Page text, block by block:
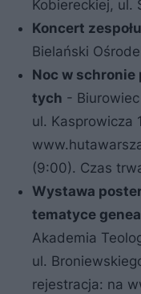
Kobiereckiej, ul.
Koncert
Bielański
Noc w
tych -
ul. Kasprowicza
(9:00). Czas
Wystawa
tematyce
Akademia
ul.
rejestracja: na